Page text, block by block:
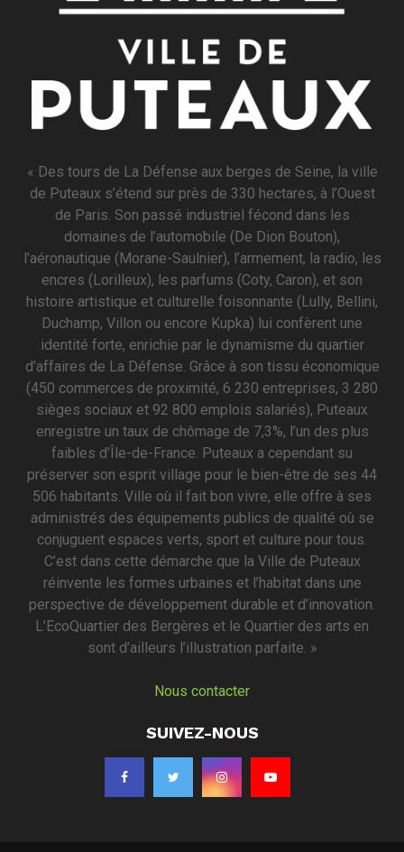
« Des tours de La Défense aux berges de Seine, la ville
de Puteaux s’étend sur près de 330 hectares, à l’Ouest
de Paris. Son passé industriel fécond dans les
domaines de l’automobile (De Dion Bouton),
l’aéronautique (Morane-Saulnier), l’armement, la radio, les
encres (Lorilleux), les parfums (Coty, Caron), et son
histoire artistique et culturelle foisonnante (Lully, Bellini,
Duchamp, Villon ou encore Kupka) lui confèrent une
identité forte, enrichie par le dynamisme du quartier
d’affaires de La Défense. Grâce à son tissu économique
(450 commerces de proximité, 6 230 entreprises, 3 280
sièges sociaux et 92 800 emplois salariés), Puteaux
enregistre un taux de chômage de 7,3%, l’un des plus
faibles d’Île-de-France. Puteaux a cependant su
préserver son esprit village pour le bien-être de ses 44
506 habitants. Ville où il fait bon vivre, elle offre à ses
administrés des équipements publics de qualité où se
conjuguent espaces verts, sport et culture pour tous.
C’est dans cette démarche que la Ville de Puteaux
réinvente les formes urbaines et l’habitat dans une
perspective de développement durable et d’innovation.
L’EcoQuartier des Bergères et le Quartier des arts en
sont d’ailleurs l’illustration parfaite. »
Nous contacter
SUIVEZ-NOUS